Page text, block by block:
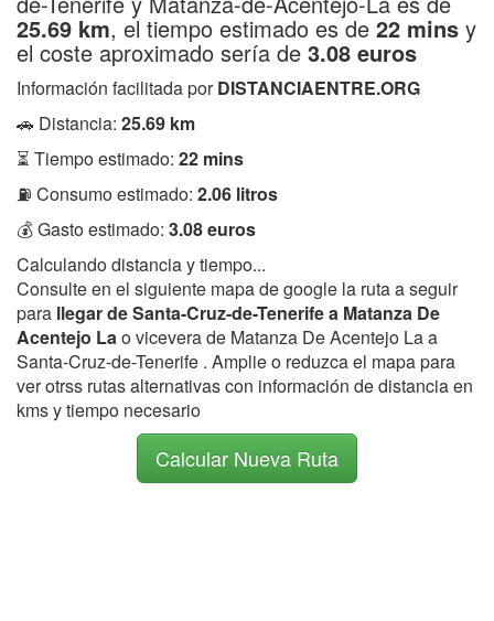
25.69 km, el tiempo estimado es de 22 mins y
el coste aproximado sería de 3.08 euros
Información facilitada porDISTANCIAENTRE.ORG
🚗 Distancia: 25.69 km
⏳ Tiempo estimado: 22 mins
⛽ Consumo estimado: 2.06 litros
💰 Gasto estimado: 3.08 euros
Calculando distancia y tiempo...
Consulte en el siguiente mapa de google la ruta a seguir
para llegar de Santa-Cruz-de-Tenerife a Matanza De
Acentejo Lao vicevera de Matanza De Acentejo La a
Santa-Cruz-de-Tenerife . Amplie o reduzca el mapa para
ver otrss rutas alternativas con información de distancia en
kms y tiempo necesario
Calcular Nueva Ruta